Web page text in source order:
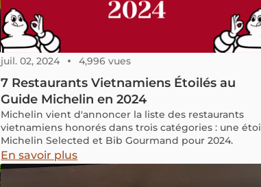
juil. 02, 2024 4,996 vues
7 Restaurants Vietnamiens Étoilés au
Guide Michelin en 2024
Michelin vient d'annoncer la liste des restaurants
vietnamiens honorés dans trois catégories : une
Michelin Selected et Bib Gourmand pour 2024.
En savoir plus